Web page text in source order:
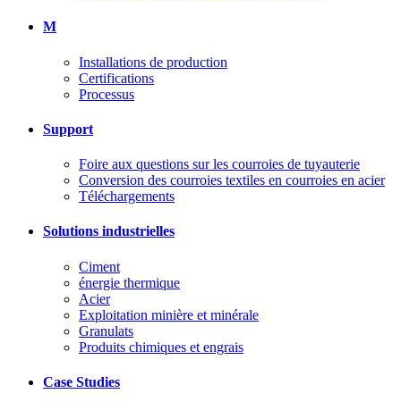
M
Installations de production
Certifications
Processus
Support
Foire aux questions sur les courroies de tuyauterie
Conversion des courroies textiles en courroies en acier
Téléchargements
Solutions industrielles
Ciment
énergie thermique
Acier
Exploitation minière et minérale
Granulats
Produits chimiques et engrais
Case Studies